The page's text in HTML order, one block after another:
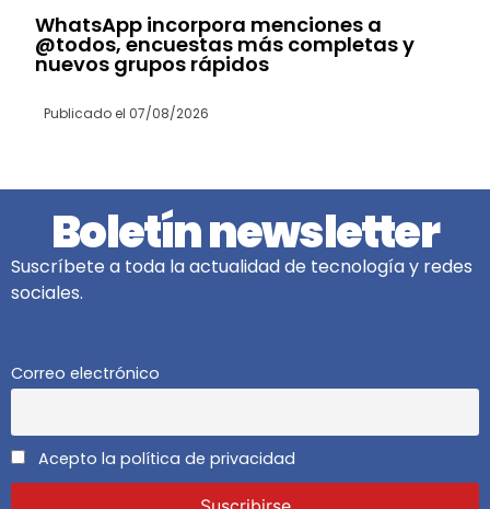
WhatsApp incorpora menciones a
@todos, encuestas más completas y
nuevos grupos rápidos
Publicado el 07/08/2026
Boletín newsletter
Suscríbete a toda la actualidad de tecnología y redes
sociales.
Correo electrónico
Acepto la política de privacidad